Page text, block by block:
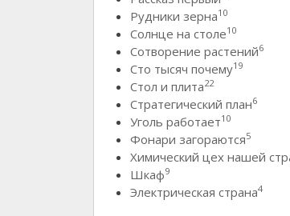
Рудники зерна10
Солнце на столе10
Сотворение растений6
Сто тысяч почему19
Стол и плита22
Стратегический план6
Уголь работает10
Фонари загораются5
Химический цех нашей
Шкаф9
Электрическая страна4